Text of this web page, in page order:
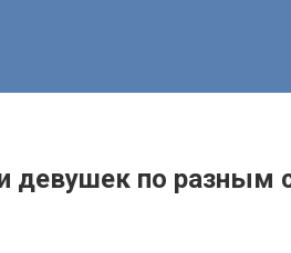
девушек по разным